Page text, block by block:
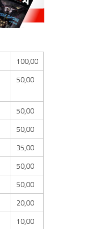
100,00
50,00
50,00
50,00
35,00
50,00
50,00
20,00
10,00